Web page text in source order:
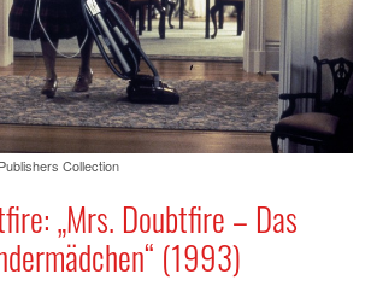
Collection
„Mrs. Doubtfire – Das
(1993)